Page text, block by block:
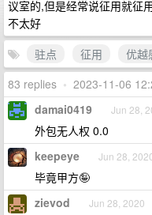
议室的,但是经常说征用就征
不太好
驻点
征用 优越
83 replies • 2023-11-06
damai0419 Jun 28,
外包无人权 0.0
keepeye Jun 28,
毕竟甲方🤪
zievod Jun 28, 2020